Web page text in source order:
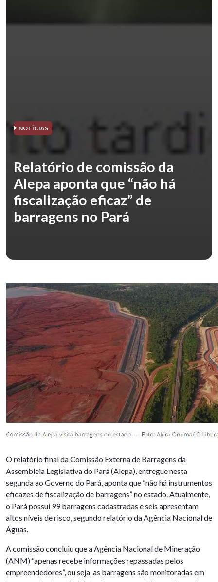
NOTÍCIAS
Relatório de comissão da
Alepa aponta que “não há
fiscalização eficaz” de
barragens no Pará
O relatório final da Comissão Externa de Barragens da
Assembleia Legislativa do Pará (Alepa), entregue nesta
segunda ao Governo do Pará, aponta que “não há instrumentos
eficazes de fiscalização de barragens” no estado. Atualmente,
o Pará possui 99 barragens cadastradas e seis apresentam
altos níveis de risco, segundo relatório da Agência Nacional de
Águas.
A comissão concluiu que a Agência Nacional de Mineração
(ANM) “apenas recebe informações repassadas pelos
empreendedores”, ou seja, as barragens são monitoradas em